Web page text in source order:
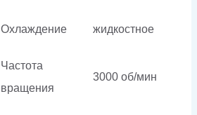
Охлаждение жидкостное
Частота
вращения
3000 об/мин